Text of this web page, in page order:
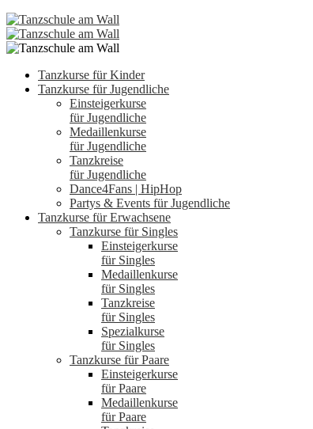
Tanzkurse für Kinder
Tanzkurse für Jugendliche
Einsteigerkurse
für Jugendliche
Medaillenkurse
für Jugendliche
Tanzkreise
für Jugendliche
Dance4Fans | HipHop
Partys & Events für Jugendliche
Tanzkurse für Erwachsene
Tanzkurse für Singles
Einsteigerkurse
für Singles
Medaillenkurse
für Singles
Tanzkreise
für Singles
Spezialkurse
für Singles
Tanzkurse für Paare
Einsteigerkurse
für Paare
Medaillenkurse
für Paare